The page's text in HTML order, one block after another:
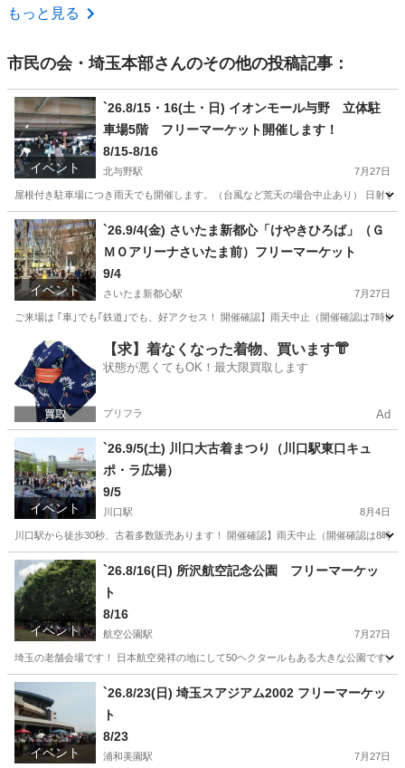
埼玉 さいたま市
もっと見る
市民の会・埼玉本部さんのその他の投稿記事：
イベント
`26.8/15・16(土・日) イオンモール与野 立体駐
車場5階 フリーマーケット開催します！
8/15-8/16
北与野駅 7月27日
屋根付き駐車場につき雨天でも開催します。（台風など荒天の場合中止あり）
埼玉 さいたま市 北与野駅 フリーマーケット 立体駐車場
イベント
`26.9/4(金) さいたま新都心「けやきひろば」（Ｇ
ＭＯアリーナさいたま前）フリーマーケット
9/4
さいたま新都心駅 7月27日
ご来場は ｢車｣でも｢鉄道｣でも、好アクセス！ 開催確認】雨天中止（開催確認
埼玉 さいたま市 さいたま新都心駅 フリーマーケット
リサイクル運動市民の会
【求】着なくなった着物、買います👘
状態が悪くてもOK！最大限買取します
プリフラ Ad
イベント
`26.9/5(土) 川口大古着まつり（川口駅東口キュ
ポ・ラ広場）
9/5
川口駅 8月4日
川口駅から徒歩30秒、古着多数販売あります！ 開催確認】雨天中止（開催確
埼玉 川口市 フリーマーケット 古着
イベント
`26.8/16(日) 所沢航空記念公園 フリーマーケッ
ト
8/16
航空公園駅 7月27日
埼玉の老舗会場です！ 日本航空発祥の地にして50ヘクタールもある大きな公園
埼玉 所沢市 航空公園駅 フリーマーケット
イベント
`26.8/23(日) 埼玉スアジアム2002 フリーマーケッ
ト
8/23
浦和美園駅 7月27日